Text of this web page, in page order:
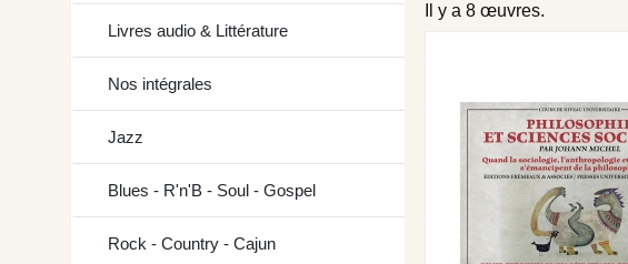
Livres audio & Littérature
Nos intégrales
Jazz
Blues - R'n'B - Soul - Gospel
Rock - Country - Cajun
Il y a 8 œuvres.